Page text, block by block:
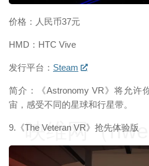
价格：人民币37元
HMD：HTC Vive
发行平台： Steam
简介：《Astronomy VR》将允许
宙，感受不同的星球和行星带。
9.《The Veteran VR》抢先体验版
映维网（